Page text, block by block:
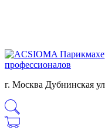
г. Москва Дубнинская